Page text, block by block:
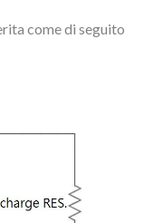
come di seguito